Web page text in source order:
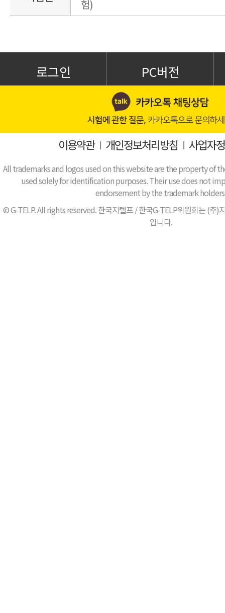
험)
로그인 PC버전
이용약관I 개인정보처리방침 I 사업자
All trademarks and logos used on this website are the property of
used solely for identification purposes. Their use does not
endorsement by the trademark
© G-TELP. All rights reserved. 한국지텔프 / 한국G-TELP위원회는 (주)
입니다.